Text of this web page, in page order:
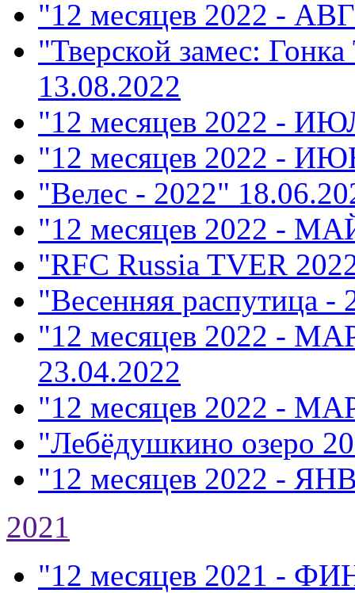
"12 месяцев 2022 -
"Тверской замес:
13.08.2022
"12 месяцев 2022 -
"12 месяцев 2022 -
"Велес - 2022"
"12 месяцев 2022 -
"RFC Russia TVER
"Весенняя распутица -
"12 месяцев 2022 -
23.04.2022
"12 месяцев 2022 -
"Лебёдушкино озеро
"12 месяцев 2022 -
2021
"12 месяцев 2021 -